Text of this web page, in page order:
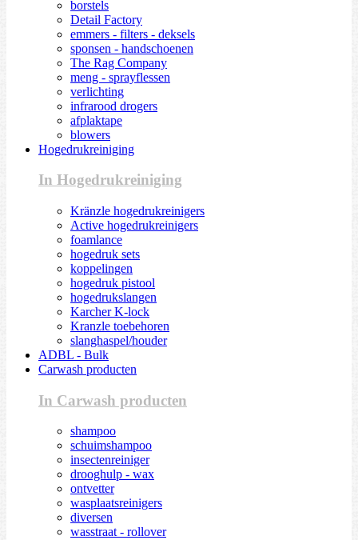
borstels
Detail Factory
emmers - filters - deksels
sponsen - handschoenen
The Rag Company
meng - sprayflessen
verlichting
infrarood drogers
afplaktape
blowers
Hogedrukreiniging
In Hogedrukreiniging
Kränzle hogedrukreinigers
Active hogedrukreinigers
foamlance
hogedruk sets
koppelingen
hogedruk pistool
hogedrukslangen
Karcher K-lock
Kranzle toebehoren
slanghaspel/houder
ADBL - Bulk
Carwash producten
In Carwash producten
shampoo
schuimshampoo
insectenreiniger
drooghulp - wax
ontvetter
wasplaatsreinigers
diversen
wasstraat - rollover